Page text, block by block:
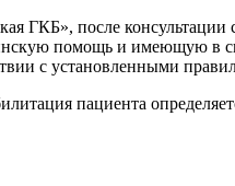
ГКБ», после консультации
помощь и имеющую в
с установленными
пациента